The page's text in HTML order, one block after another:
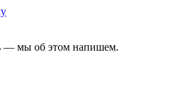
— мы об этом напишем.